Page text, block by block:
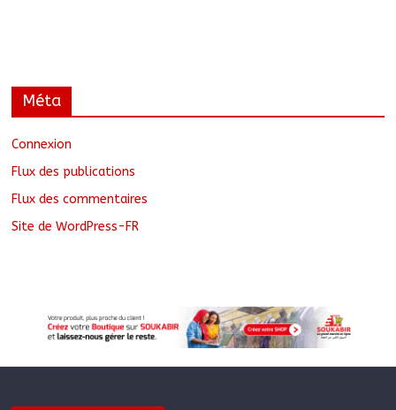
Méta
Connexion
Flux des publications
Flux des commentaires
Site de WordPress-FR